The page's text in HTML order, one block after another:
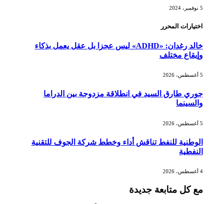
اختيارات المحرر
خالد رغدان: «ADHD» ليس عجزا بل عقل يعمل بذكاء
وإيقاع مختلف
جوري طارق السيد في انطلاقة مزدوجة بين الدراما
والسينما
الوطنية للنفط تناقش أداء وخطط شركة الجوف للتقنية
النفطية
مع كل متابعة جديدة